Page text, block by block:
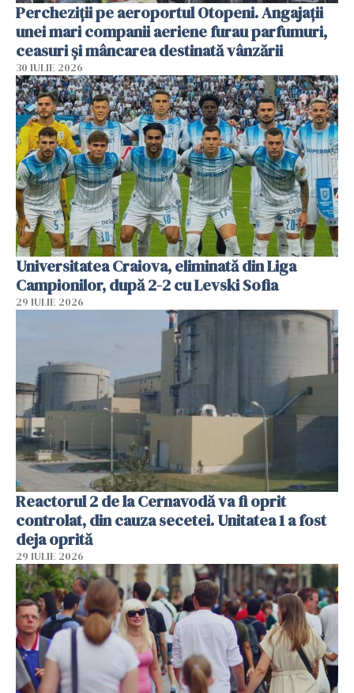
Percheziții pe aeroportul Otopeni. Angajații
unei mari companii aeriene furau parfumuri,
ceasuri și mâncarea destinată vânzării
30 IULIE 2026
Universitatea Craiova, eliminată din Liga
Campionilor, după 2-2 cu Levski Sofia
29 IULIE 2026
Reactorul 2 de la Cernavodă va fi oprit
controlat, din cauza secetei. Unitatea 1 a fost
deja oprită
29 IULIE 2026